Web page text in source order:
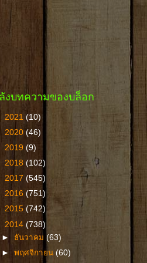
งบทความของบล็อก
2021 (10)
2020 (46)
2019 (9)
2018 (102)
2017 (545)
2016 (751)
2015 (742)
2014 (738)
► ธันวาคม(63)
►พฤศจิกายน(60)